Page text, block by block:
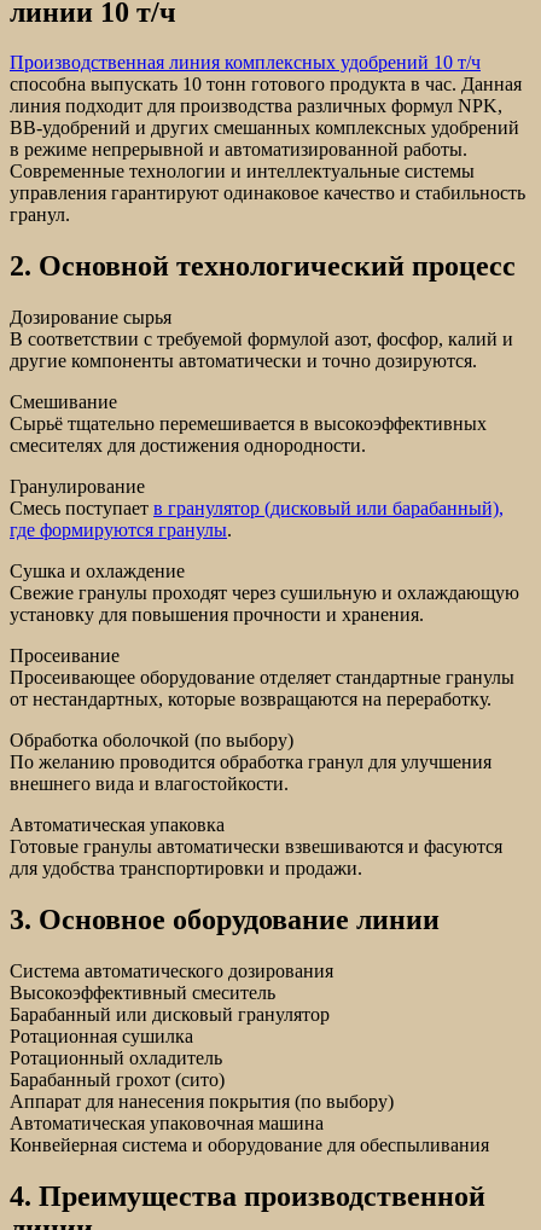
линии 10 т/ч
Производственная линия комплексных удобрений 10 т/ч
способна выпускать 10 тонн готового продукта в час. Данная
линия подходит для производства различных формул NPK,
BB-удобрений и других смешанных комплексных удобрений
в режиме непрерывной и автоматизированной работы.
Современные технологии и интеллектуальные системы
управления гарантируют одинаковое качество и стабильность
гранул.
2. Основной технологический процесс
Дозирование сырья
В соответствии с требуемой формулой азот, фосфор, калий и
другие компоненты автоматически и точно дозируются.
Смешивание
Сырьё тщательно перемешивается в высокоэффективных
смесителях для достижения однородности.
Гранулирование
Смесь поступает в гранулятор (дисковый или барабанный),
где формируются гранулы.
Сушка и охлаждение
Свежие гранулы проходят через сушильную и охлаждающую
установку для повышения прочности и хранения.
Просеивание
Просеивающее оборудование отделяет стандартные гранулы
от нестандартных, которые возвращаются на переработку.
Обработка оболочкой (по выбору)
По желанию проводится обработка гранул для улучшения
внешнего вида и влагостойкости.
Автоматическая упаковка
Готовые гранулы автоматически взвешиваются и фасуются
для удобства транспортировки и продажи.
3. Основное оборудование линии
Система автоматического дозирования
Высокоэффективный смеситель
Барабанный или дисковый гранулятор
Ротационная сушилка
Ротационный охладитель
Барабанный грохот (сито)
Аппарат для нанесения покрытия (по выбору)
Автоматическая упаковочная машина
Конвейерная система и оборудование для обеспыливания
4. Преимущества производственной